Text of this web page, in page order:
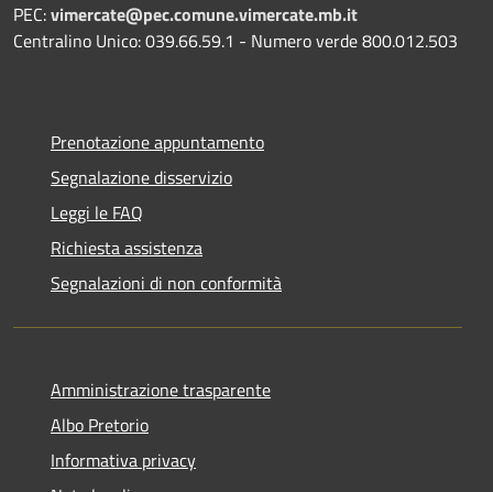
PEC:vimercate@pec.comune.vimercate.mb.it
Centralino Unico: 039.66.59.1 - Numero verde 800.012.503
Prenotazione appuntamento
Segnalazione disservizio
Leggi le FAQ
Richiesta assistenza
Segnalazioni di non conformità
Amministrazione trasparente
Albo Pretorio
Informativa privacy